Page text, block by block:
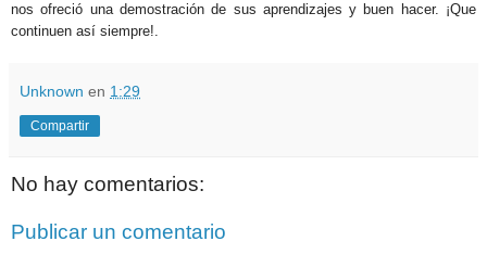
nos ofreció una demostración de sus aprendizajes y buen hacer. ¡Que
continuen así siempre!.
Unknown en 1:29
Compartir
No hay comentarios:
Publicar un comentario